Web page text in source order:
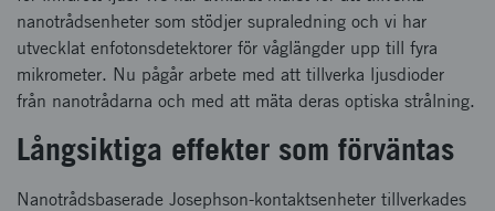
nanotrådsenheter som stödjer supraledning och vi har
utvecklat enfotonsdetektorer för våglängder upp till fyra
mikrometer. Nu pågår arbete med att tillverka ljusdioder
från nanotrådarna och med att mäta deras optiska strålning.
Långsiktiga effekter som förväntas
Nanotrådsbaserade Josephson-kontaktsenheter tillverkades